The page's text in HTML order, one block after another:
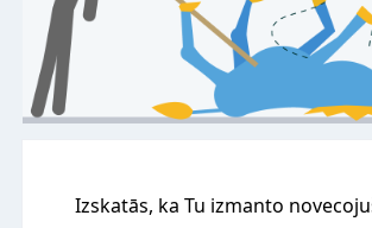
Izskatās, ka Tu izmanto